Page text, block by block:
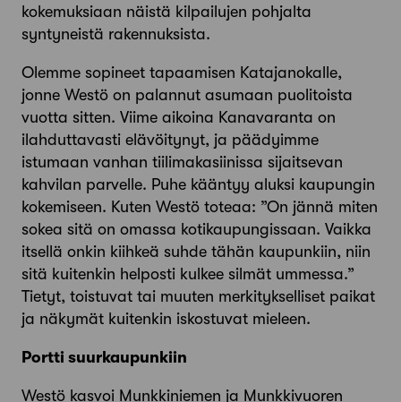
kokemuksiaan näistä kilpailujen pohjalta
syntyneistä rakennuksista.
Olemme sopineet tapaamisen Katajanokalle,
jonne Westö on palannut asumaan puolitoista
vuotta sitten. Viime aikoina Kanavaranta on
ilahduttavasti elävöitynyt, ja päädyimme
istumaan vanhan tiilimakasiinissa sijaitsevan
kahvilan parvelle. Puhe kääntyy aluksi kaupungin
kokemiseen. Kuten Westö toteaa: ”On jännä miten
sokea sitä on omassa kotikaupungissaan. Vaikka
itsellä onkin kiihkeä suhde tähän kaupunkiin, niin
sitä kuitenkin helposti kulkee silmät ummessa.”
Tietyt, toistuvat tai muuten merkitykselliset paikat
ja näkymät kuitenkin iskostuvat mieleen.
Portti suurkaupunkiin
Westö kasvoi Munkkiniemen ja Munkkivuoren